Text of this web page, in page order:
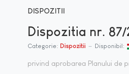
DISPOZITII
Dispozitia nr. 87/
Categorie: Dispozitii Disponibil:
privind aprobarea Planului de